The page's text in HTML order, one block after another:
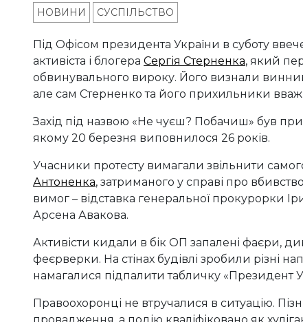
НОВИНИ СУСПІЛЬСТВО
Під Офісом президента України в суботу
активіста і блогера Сергія Стерненка, який
обвинувального вироку. Його визнали
але сам Стерненко та його прихильники
Захід під назвою «Не чуєш? Побачиш» був
якому 20 березня виповнилося 26 років.
Учасники протесту вимагали звільнити
Антоненка, затриманого у справі про
вимог – відставка генеральної прокурорки
Арсена Авакова.
Активісти кидали в бік ОП запалені фаєри,
феєрверки. На стінах будівлі зробили різні
намагалися підпалити табличку «Президент
Правоохоронці не втручалися в ситуацію.